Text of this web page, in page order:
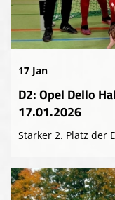
17 Jan
D2: Opel Dello
17.01.2026
Starker 2. Platz der